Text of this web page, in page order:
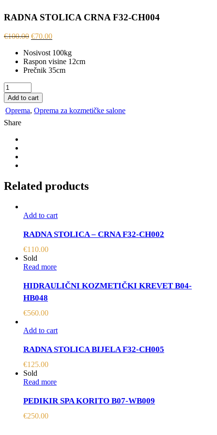
RADNA STOLICA CRNA F32-CH004
€100.00 €70.00
Nosivost 100kg
Raspon visine 12cm
Prečnik 35cm
RADNA
STOLICA
CRNA
F32-
CH004
Add to cart
Oprema, Oprema za kozmetičke salone
Share
Related products
Add to cart
RADNA STOLICA – CRNA F32-CH002
€110.00
Sold
Read more
HIDRAULIČNI KOZMETIČKI KREVET B04-
HB048
€560.00
Add to cart
RADNA STOLICA BIJELA F32-CH005
€125.00
Sold
Read more
PEDIKIR SPA KORITO B07-WB009
€250.00